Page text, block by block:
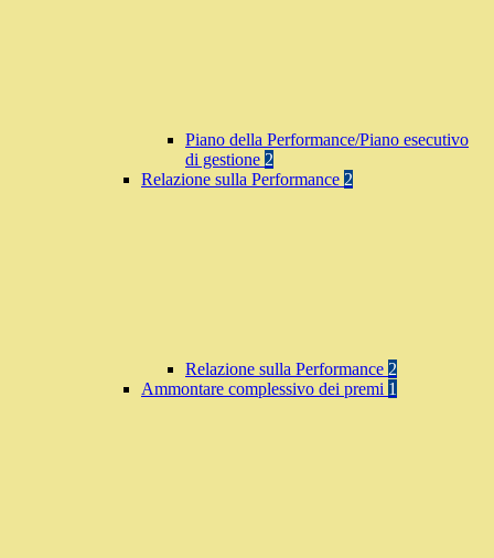
Piano della Performance/Piano esecutivo
di gestione 2
Relazione sulla Performance 2
Relazione sulla Performance 2
Ammontare complessivo dei premi 1